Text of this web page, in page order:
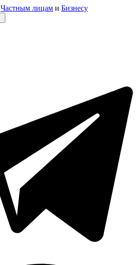
Частным лицам и Бизнесу